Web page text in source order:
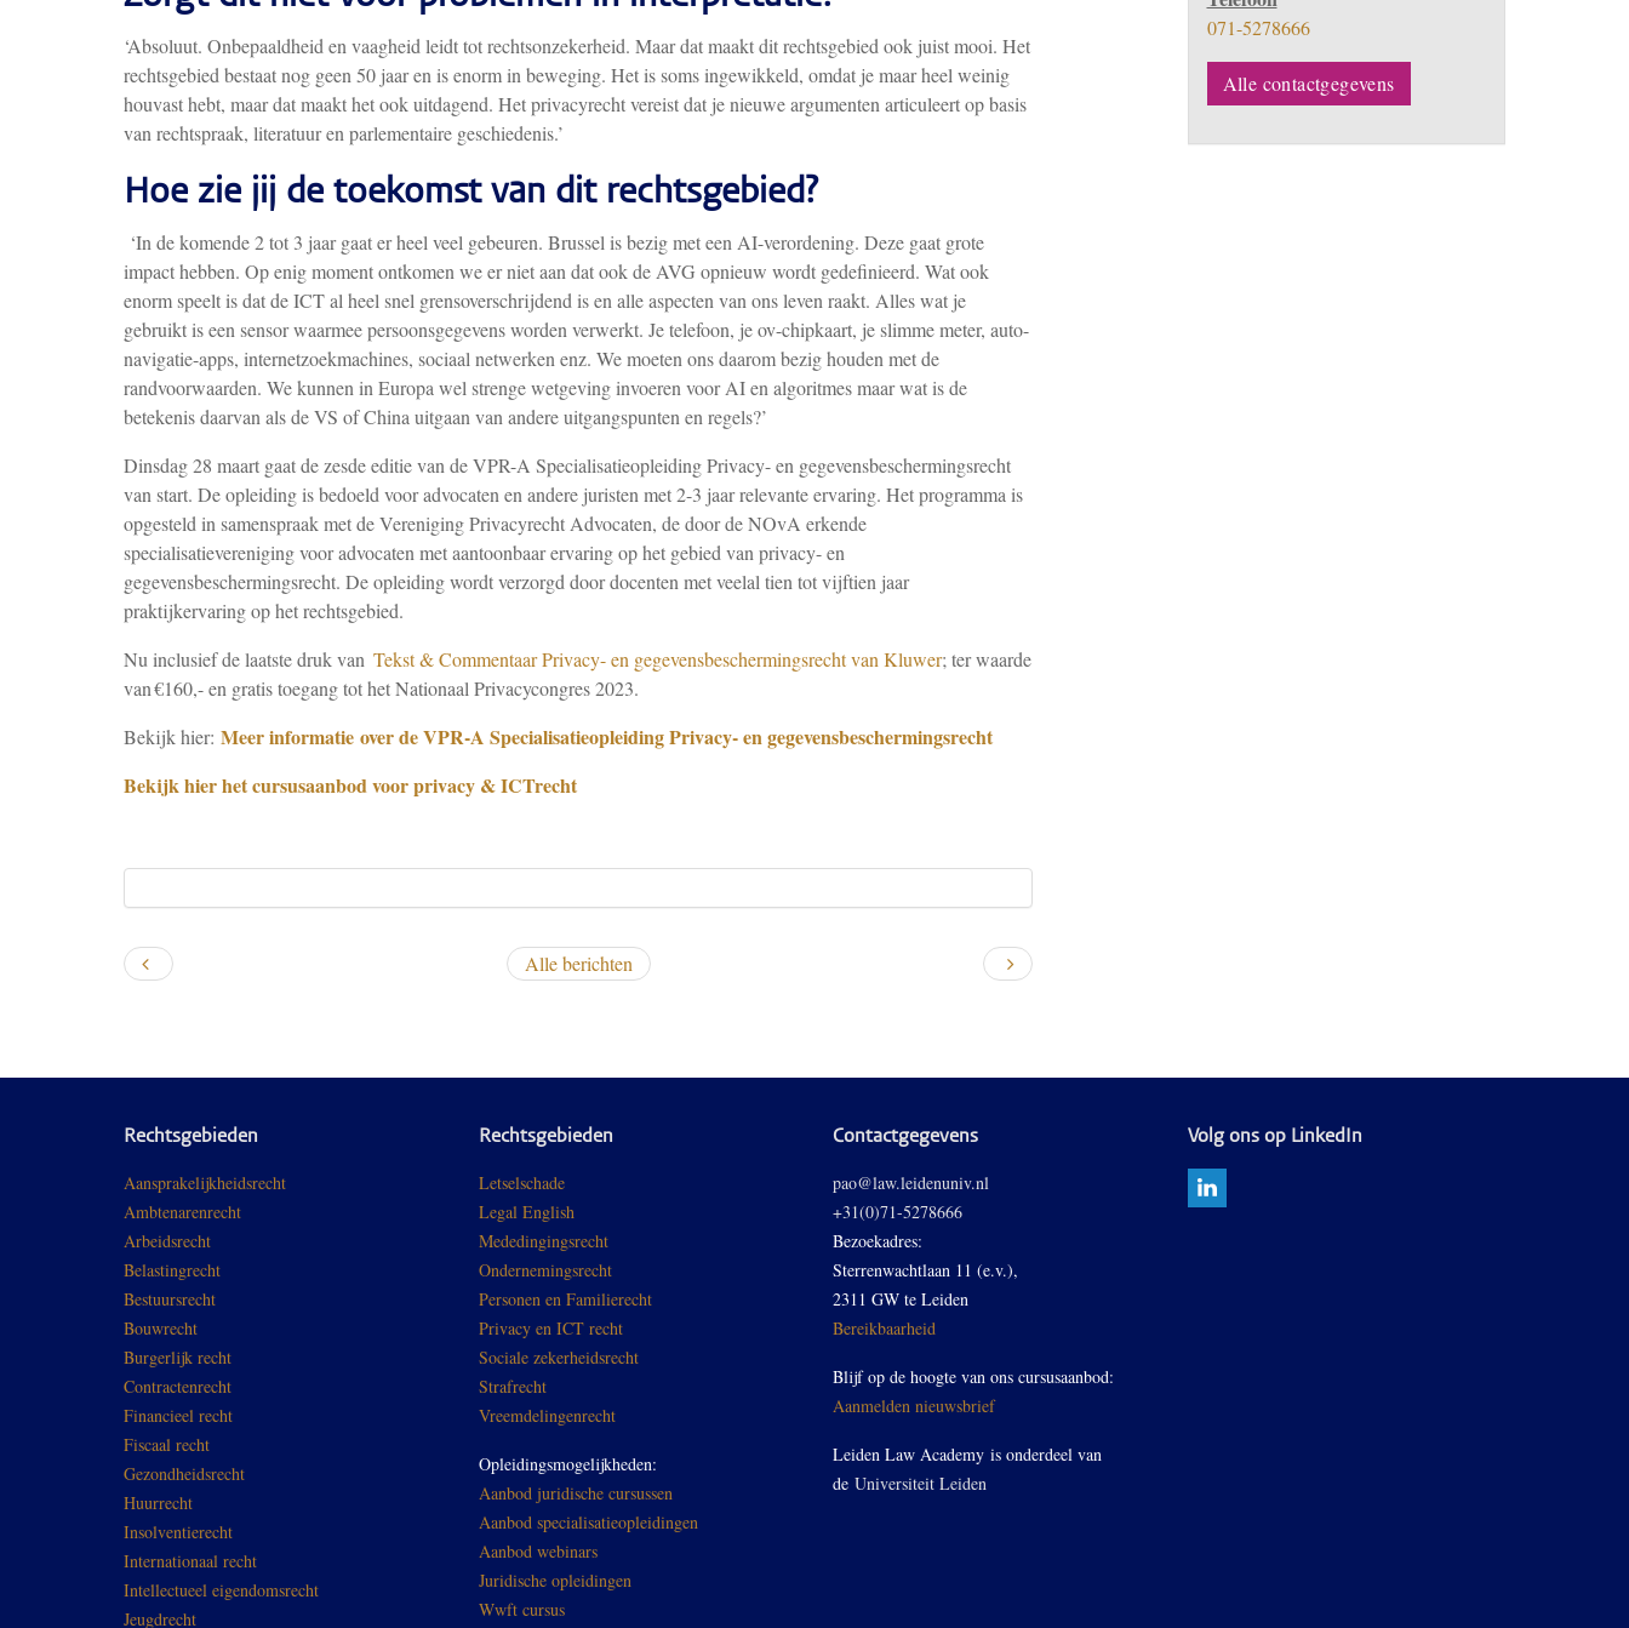
‘Absoluut. Onbepaaldheid en vaagheid leidt tot rechtsonzekerheid. Maar dat maakt dit rechtsgebied ook juist mooi. Het
rechtsgebied bestaat nog geen 50 jaar en is enorm in beweging. Het is soms ingewikkeld, omdat je maar heel weinig
houvast hebt, maar dat maakt het ook uitdagend. Het privacyrecht vereist dat je nieuwe argumenten articuleert op basis
van rechtspraak, literatuur en parlementaire geschiedenis.’
Hoe zie jij de toekomst van dit rechtsgebied?
‘In de komende 2 tot 3 jaar gaat er heel veel gebeuren. Brussel is bezig met een AI-verordening. Deze gaat grote
impact hebben. Op enig moment ontkomen we er niet aan dat ook de AVG opnieuw wordt gedefinieerd. Wat ook
enorm speelt is dat de ICT al heel snel grensoverschrijdend is en alle aspecten van ons leven raakt. Alles wat je
gebruikt is een sensor waarmee persoonsgegevens worden verwerkt. Je telefoon, je ov-chipkaart, je slimme meter, auto-
navigatie-apps, internetzoekmachines, sociaal netwerken enz. We moeten ons daarom bezig houden met de
randvoorwaarden. We kunnen in Europa wel strenge wetgeving invoeren voor AI en algoritmes maar wat is de
betekenis daarvan als de VS of China uitgaan van andere uitgangspunten en regels?’
Dinsdag 28 maart gaat de zesde editie van de VPR-A Specialisatieopleiding Privacy- en gegevensbeschermingsrecht
van start. De opleiding is bedoeld voor advocaten en andere juristen met 2-3 jaar relevante ervaring. Het programma is
opgesteld in samenspraak met de Vereniging Privacyrecht Advocaten, de door de NOvA erkende
specialisatievereniging voor advocaten met aantoonbaar ervaring op het gebied van privacy- en
gegevensbeschermingsrecht. De opleiding wordt verzorgd door docenten met veelal tien tot vijftien jaar
praktijkervaring op het rechtsgebied.
Nu inclusief de laatste druk van Tekst & Commentaar Privacy- en gegevensbeschermingsrecht van Kluwer; ter waarde
van €160,- en gratis toegang tot het Nationaal Privacycongres 2023.
Bekijk hier: Meer informatie over de VPR-A Specialisatieopleiding Privacy- en gegevensbeschermingsrecht
Bekijk hier het cursusaanbod voor privacy & ICTrecht
Alle berichten
071-5278666
Alle contactgegevens
Rechtsgebieden
Aansprakelijkheidsrecht
Ambtenarenrecht
Arbeidsrecht
Belastingrecht
Bestuursrecht
Bouwrecht
Burgerlijk recht
Contractenrecht
Financieel recht
Fiscaal recht
Gezondheidsrecht
Huurrecht
Insolventierecht
Internationaal recht
Intellectueel eigendomsrecht
Jeugdrecht
Rechtsgebieden
Letselschade
Legal English
Mededingingsrecht
Ondernemingsrecht
Personen en Familierecht
Privacy en ICT recht
Sociale zekerheidsrecht
Strafrecht
Vreemdelingenrecht
Opleidingsmogelijkheden:
Aanbod juridische cursussen
Aanbod specialisatieopleidingen
Aanbod webinars
Juridische opleidingen
Wwft cursus
Contactgegevens
pao@law.leidenuniv.nl
+31(0)71-5278666
Bezoekadres:
Sterrenwachtlaan 11 (e.v.),
2311 GW te Leiden
Bereikbaarheid
Blijf op de hoogte van ons cursusaanbod:
Aanmelden nieuwsbrief
Leiden Law Academy is onderdeel van
de Universiteit Leiden
Volg ons op LinkedIn